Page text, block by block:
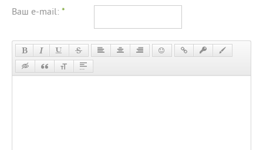
Ваш e-mail: *